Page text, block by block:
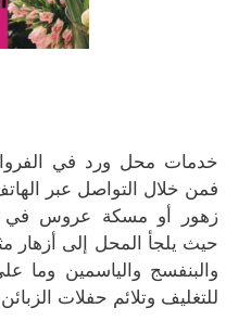
خدمات محل ورد في
فمن خلال التواصل عبر
زهور أو مسكة عروس في
حيث يلجأ المحل إلى أزهار
والبنفسج والياسمين وما
للتغليف وتلائم حفلات